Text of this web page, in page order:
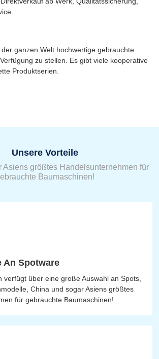
ganzen Welt hochwertige gebrauchte
zu stellen. Es gibt viele kooperative
Produktserien.
Unsere Vorteile
Asiens größtes Handelsunternehmen für
Baumaschinen!
An Spotware
verfügt über eine große Auswahl an Spots,
China und sogar Asiens größtes
für gebrauchte Baumaschinen!